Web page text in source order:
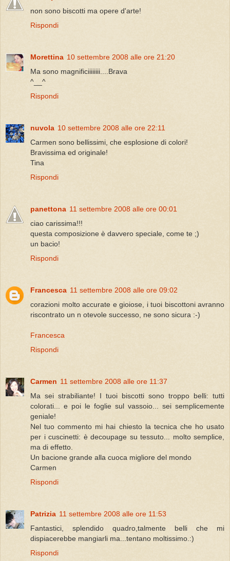
non sono biscotti ma opere d'arte!
Rispondi
Morettina 10 settembre 2008 alle ore 21:20
Ma sono magnificiiiiiiii....Brava
^__^
Rispondi
nuvola 10 settembre 2008 alle ore 22:11
Carmen sono bellissimi, che esplosione di colori!
Bravissima ed originale!
Tina
Rispondi
panettona 11 settembre 2008 alle ore 00:01
ciao carissima!!!
questa composizione è davvero speciale, come te ;)
un bacio!
Rispondi
Francesca 11 settembre 2008 alle ore 09:02
corazioni molto accurate e gioiose, i tuoi biscottoni avranno
riscontrato un n otevole successo, ne sono sicura :-)
Francesca
Rispondi
Carmen 11 settembre 2008 alle ore 11:37
Ma sei strabiliante! I tuoi biscotti sono troppo belli: tutti
colorati... e poi le foglie sul vassoio... sei semplicemente
geniale!
Nel tuo commento mi hai chiesto la tecnica che ho usato
per i cuscinetti: è decoupage su tessuto... molto semplice,
ma di effetto.
Un bacione grande alla cuoca migliore del mondo
Carmen
Rispondi
Patrizia 11 settembre 2008 alle ore 11:53
Fantastici, splendido quadro,talmente belli che mi
dispiacerebbe mangiarli ma...tentano moltissimo.:)
Rispondi